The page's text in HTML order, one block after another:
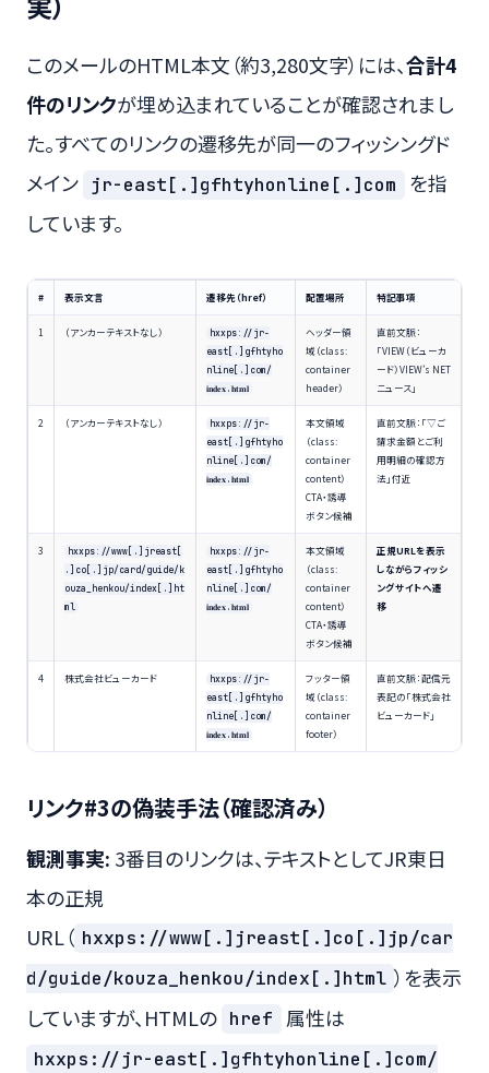
このメールのHTML本文（約3,280文字）には、合計4
件のリンクが埋め込まれていることが確認されまし
た。すべてのリンクの遷移先が同一のフィッシングド
メイン jr-east[.]gfhtyhonline[.]com
を指
しています。
# 表示文言 遷移先（href） 配置場所 特記事項
1 （アンカーテキストなし）
hxxps://jr-
east[.]gfhtyho
nline[.]com/
𝐢𝐧𝐝𝐞𝐱.𝐡𝐭𝐦𝐥
ヘッダー領
域（class:
container
header）
直前文脈：
「VIEW（ビューカ
ード）VIEW’s NET
ニュース」
2 （アンカーテキストなし）
hxxps://jr-
east[.]gfhtyho
nline[.]com/
𝐢𝐧𝐝𝐞𝐱.𝐡𝐭𝐦𝐥
本文領域
（class:
container
content）
CTA・誘導
ボタン候補
直前文脈：「▽ご
請求金額とご利
用明細の確認方
法」付近
3
hxxps://www[.]jreast[
.]co[.]jp/card/guide/k
ouza_henkou/index[.]ht
ml
hxxps://jr-
east[.]gfhtyho
nline[.]com/
𝐢𝐧𝐝𝐞𝐱.𝐡𝐭𝐦𝐥
本文領域
（class:
container
content）
CTA・誘導
ボタン候補
正規URLを表示
しながらフィッシ
ングサイトへ遷
移
4 株式会社ビューカード
hxxps://jr-
east[.]gfhtyho
nline[.]com/
𝐢𝐧𝐝𝐞𝐱.𝐡𝐭𝐦𝐥
フッター領
域（class:
container
footer）
直前文脈：配信元
表記の「株式会社
ビューカード」
リンク#3の偽装手法（確認済み）
観測事実: 3番目のリンクは、テキストとしてJR東日
本の正規
URL（ hxxps://www[.]jreast[.]co[.]jp/car
d/guide/kouza_henkou/index[.]html ）を表示
していますが、HTMLの href 属性は
hxxps://jr-east[.]gfhtyhonline[.]com/